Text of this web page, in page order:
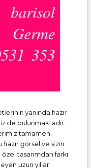
barisol
353
yanında hazır
de bulunmaktadır.
tamamen
görsel ve sizin
tasarımdan farkı
uzun yıllar